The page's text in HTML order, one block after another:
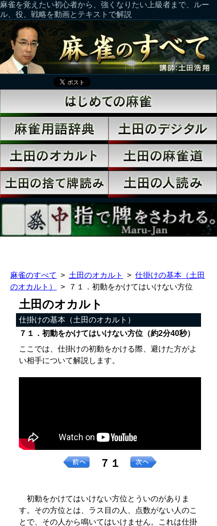
麻雀を覚えたい初心者から、強くなりたい上級者まで、ルー
ル、役、戦略を動画とテキストで解説
麻雀のすべて 土田のオカルト
仕掛けの基本（土田
のオカルト）
７１．初動をかけてはいけない方位
土田のオカルト
仕掛けの基本（土田のオカルト）
７１．初動をかけてはいけない方位（約2分40秒）
ここでは、仕掛けの初動をかける際、避けた方がよ
い相手について解説します。
７１
初動をかけてはいけない方位とういのがありま
す。その方位とは、ラス目の人、点数がない人のこ
とで、その人から鳴いてはいけません。これは仕掛